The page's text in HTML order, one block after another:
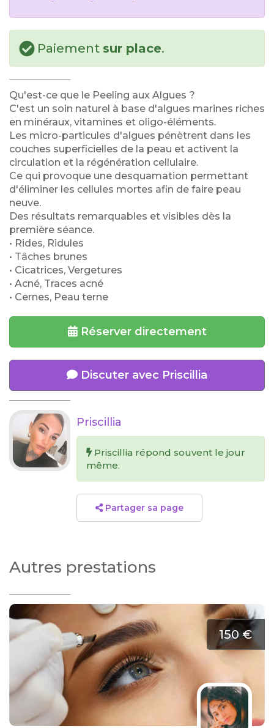
Paiement sur place.
Qu'est-ce que le Peeling aux Algues ?
C'est un soin naturel à base d'algues marines riches
en minéraux, vitamines et oligo-éléments.
Les micro-particules d'algues pénètrent dans les
couches superficielles de la peau et activent la
circulation et la régénération cellulaire.
Ce qui provoque une desquamation permettant
d'éliminer les cellules mortes afin de faire peau
neuve.
Des résultats remarquables et visibles dès la
première séance.
• Rides, Ridules
• Tâches brunes
• Cicatrices, Vergetures
• Acné, Traces acné
• Cernes, Peau terne
Réserver directement
Discuter avec Priscillia
Priscillia
Priscillia répond souvent le jour
même.
Partager sa page
Autres prestations
150 €